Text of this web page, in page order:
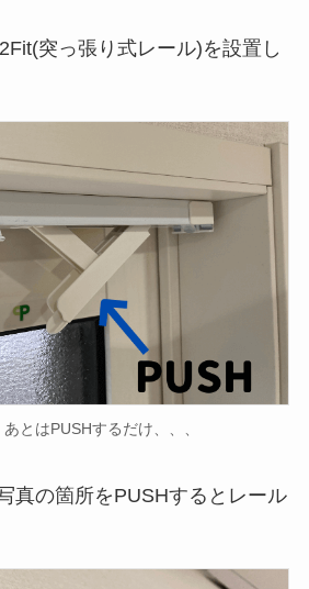
突っ張り式レール)を設置し
とはPUSHするだけ、、、
真の箇所をPUSHするとレール